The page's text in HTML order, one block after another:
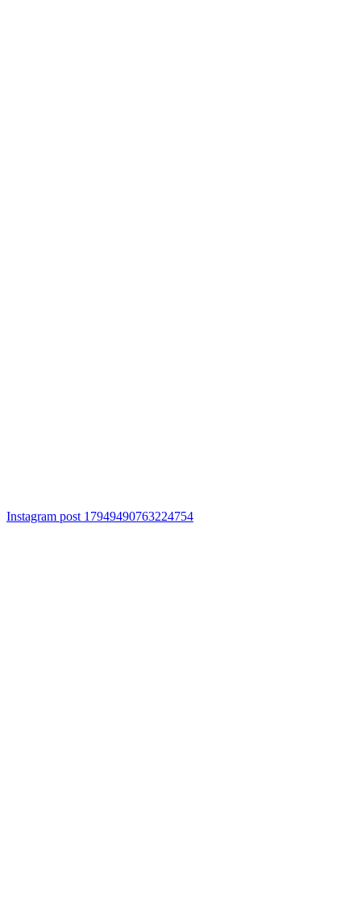
Instagram post 17949490763224754